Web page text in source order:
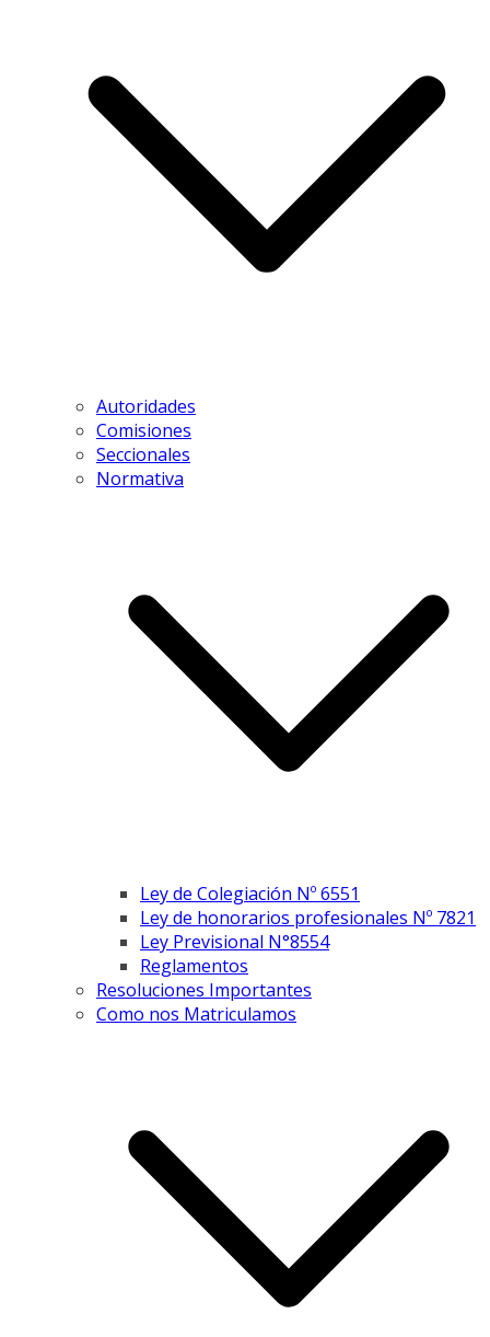
Autoridades
Comisiones
Seccionales
Normativa
Ley de Colegiación Nº 6551
Ley de honorarios profesionales Nº 7821
Ley Previsional N°8554
Reglamentos
Resoluciones Importantes
Como nos Matriculamos